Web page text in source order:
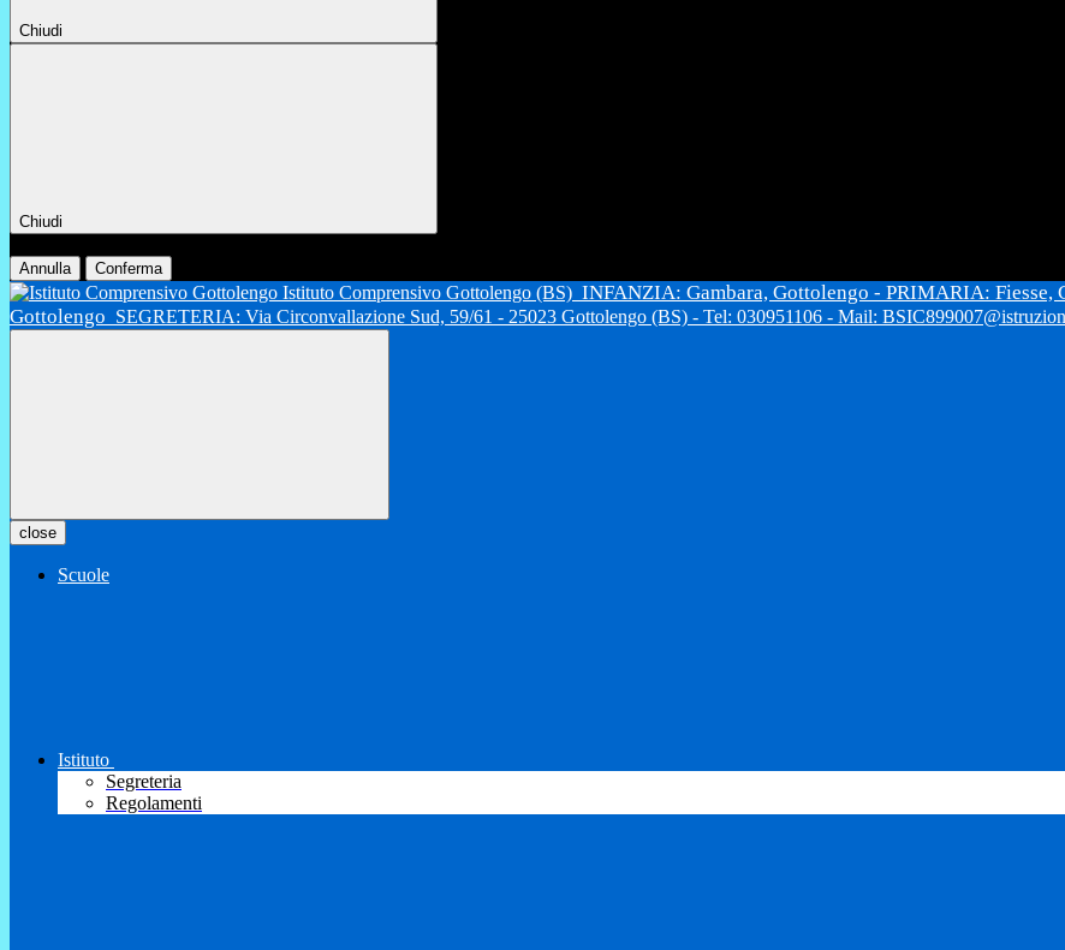
Chiudi
Chiudi
Annulla Conferma
Istituto Comprensivo Gottolengo (BS) INFANZIA: Gambara, Gottolengo - PRIMARIA: Fiesse,
Gottolengo SEGRETERIA: Via Circonvallazione Sud, 59/61 - 25023 Gottolengo (BS) - Tel: 030951106 - Mail:
close
Scuole
Istituto
Segreteria
Regolamenti